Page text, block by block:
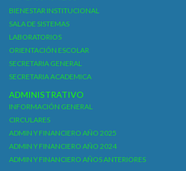
BIENESTAR INSTITUCIONAL
SALA DE SISTEMAS
LABORATORIOS
ORIENTACIÓN ESCOLAR
SECRETARIA GENERAL
SECRETARIA ACADEMICA
ADMINISTRATIVO
INFORMACIÓN GENERAL
CIRCULARES
ADMIN Y FINANCIERO AÑO 2025
ADMIN Y FINANCIERO AÑO 2024
ADMIN Y FINANCIERO AÑOS ANTERIORES